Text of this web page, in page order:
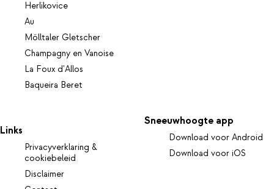
Herlikovice
Au
Mölltaler Gletscher
Champagny en Vanoise
La Foux d'Allos
Baqueira Beret
Links
Privacyverklaring &
cookiebeleid
Disclaimer
Sneeuwhoogte app
Download voor Android
Download voor iOS